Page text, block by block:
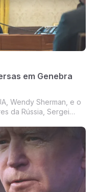
em Genebra
Wendy Sherman, e o
da Rússia, Sergei
10 de janeiro, enquanto